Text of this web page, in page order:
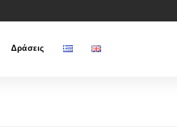
Δράσεις